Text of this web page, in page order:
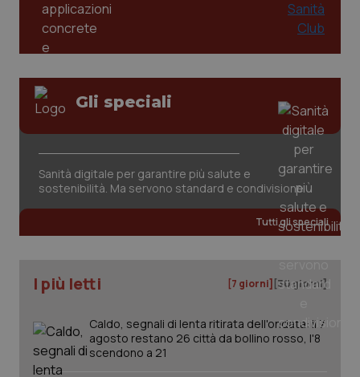
Gli speciali
Sanità digitale per garantire più salute e
sostenibilità. Ma servono standard e condivisione
Tutti gli speciali
I più letti [7 giorni] [30 giorni]
Caldo, segnali di lenta ritirata dell'ondata: il 7
agosto restano 26 città da bollino rosso, l'8
scendono a 21